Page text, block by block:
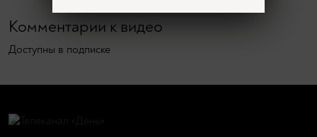
Комментарии к видео
Доступны в подписке